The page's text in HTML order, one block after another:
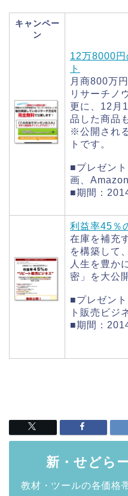
キャンペー
ン
12万8000円
ト
月商800万
リサーチノ
更に、12月
品した商品
※公開され
トです。
■プレゼン
画、
■期間：
利益率45％
在庫を補充
を構築して、
人生を豊か
密」を大公
■プレゼン
ト販売ビジ
■期間：
新・せどら
教材・ツールの各価格